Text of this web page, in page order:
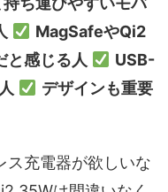
MagSafeやQi2
と感じる人
USB-
デザインも重要
ス充電器が欲しいな